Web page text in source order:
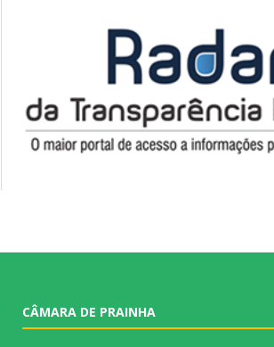
CÂMARA DE PRAINHA